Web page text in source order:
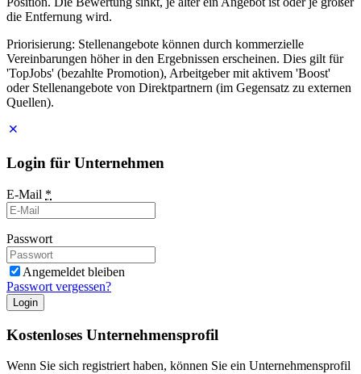
die Entfernung wird.
Priorisierung: Stellenangebote können durch kommerzielle
Vereinbarungen höher in den Ergebnissen erscheinen. Dies gilt für
'TopJobs' (bezahlte Promotion), Arbeitgeber mit aktivem 'Boost'
oder Stellenangebote von Direktpartnern (im Gegensatz zu externen
Quellen).
Login für Unternehmen
E-Mail *
Passwort
Angemeldet bleiben
Passwort vergessen?
Login
Kostenloses Unternehmensprofil
Wenn Sie sich registriert haben, können Sie ein Unternehmensprofil